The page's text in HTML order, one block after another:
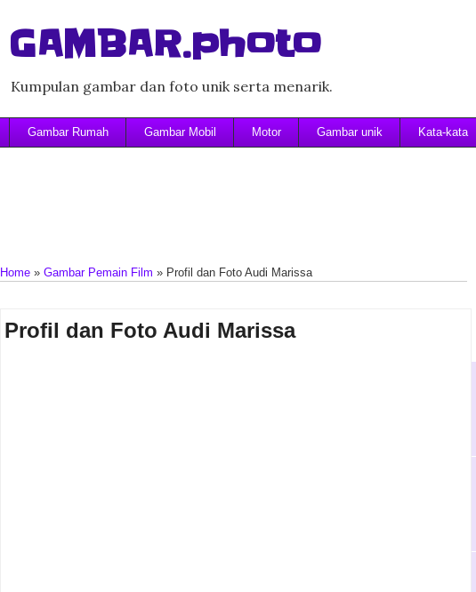
GAMBAR.photo
Kumpulan gambar dan foto unik serta menarik.
Gambar Rumah Gambar Mobil Motor Gambar unik Kata-kata
Home » Gambar Pemain Film » Profil dan Foto Audi Marissa
Profil dan Foto Audi Marissa